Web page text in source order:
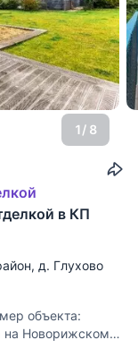
1/ 8
в КП
, д. Глухово
объекта:
на Новорижском